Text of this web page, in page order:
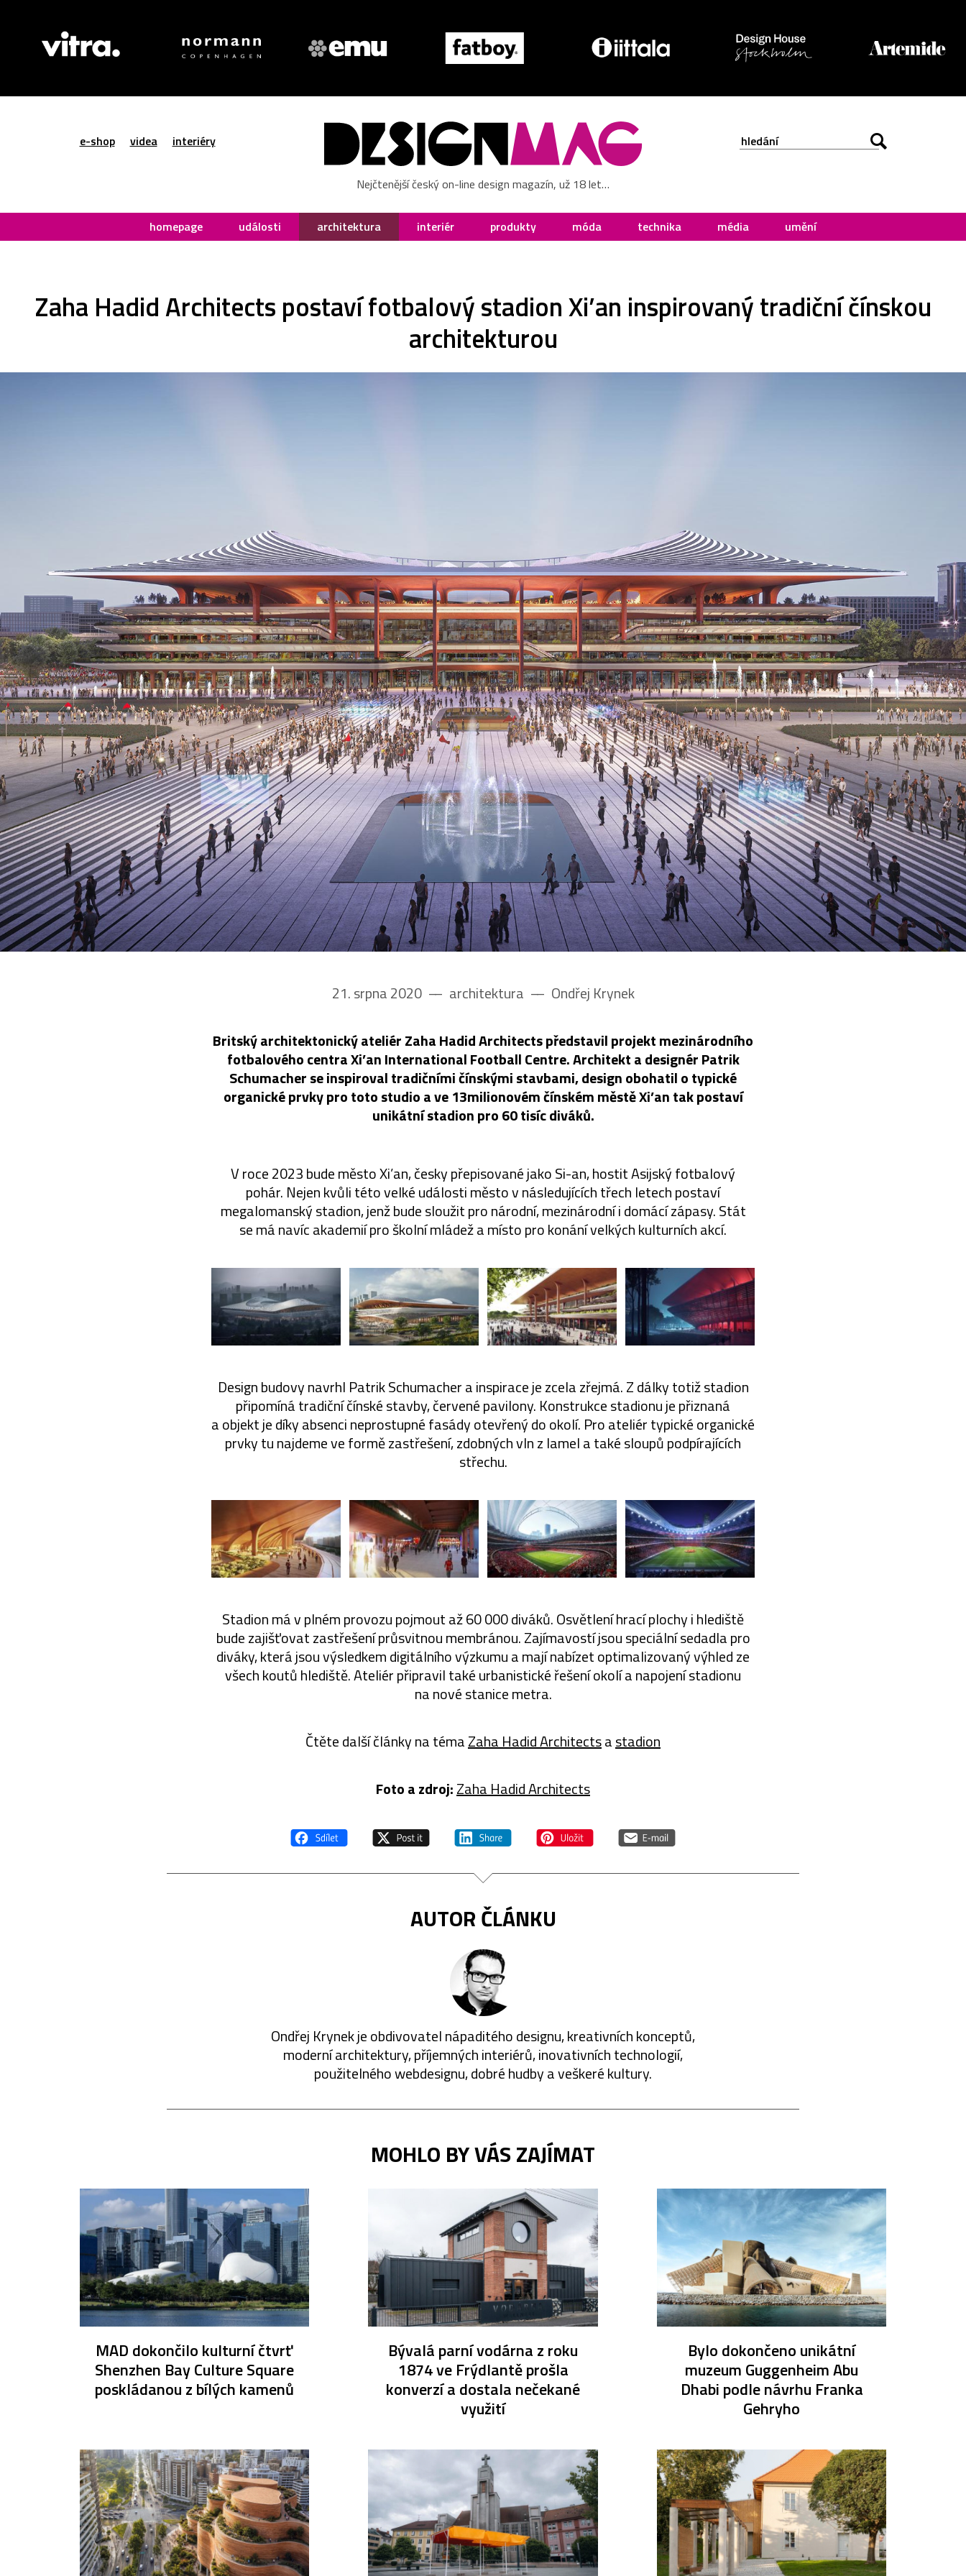
e-shop videa interiéry
Nejčtenější český on-line design magazín, už 18 let…
homepage události architektura interiér produkty móda technika média umění
Zaha Hadid Architects postaví fotbalový stadion Xi’an inspirovaný tradiční čínskou
architekturou
21. srpna 2020 –– architektura –– Ondřej Krynek
Britský architektonický ateliér Zaha Hadid Architects představil projekt mezinárodního
fotbalového centra Xi’an International Football Centre. Architekt a designér Patrik
Schumacher se inspiroval tradičními čínskými stavbami, design obohatil o typické
organické prvky pro toto studio a ve 13milionovém čínském městě Xi’an tak postaví
unikátní stadion pro 60 tisíc diváků.
V roce 2023 bude město Xi’an, česky přepisované jako Si-an, hostit Asijský fotbalový
pohár. Nejen kvůli této velké události město v následujících třech letech postaví
megalomanský stadion, jenž bude sloužit pro národní, mezinárodní i domácí zápasy. Stát
se má navíc akademií pro školní mládež a místo pro konání velkých kulturních akcí.
Design budovy navrhl Patrik Schumacher a inspirace je zcela zřejmá. Z dálky totiž stadion
připomíná tradiční čínské stavby, červené pavilony. Konstrukce stadionu je přiznaná
a objekt je díky absenci neprostupné fasády otevřený do okolí. Pro ateliér typické organické
prvky tu najdeme ve formě zastřešení, zdobných vln z lamel a také sloupů podpírajících
střechu.
Stadion má v plném provozu pojmout až 60 000 diváků. Osvětlení hrací plochy i hlediště
bude zajišťovat zastřešení průsvitnou membránou. Zajímavostí jsou speciální sedadla pro
diváky, která jsou výsledkem digitálního výzkumu a mají nabízet optimalizovaný výhled ze
všech koutů hlediště. Ateliér připravil také urbanistické řešení okolí a napojení stadionu
na nové stanice metra.
Čtěte další články na témaZaha Hadid Architectsastadion
Foto a zdroj:Zaha Hadid Architects
AUTOR ČLÁNKU
Ondřej Krynek je obdivovatel nápaditého designu, kreativních konceptů,
moderní architektury, příjemných interiérů, inovativních technologií,
použitelného webdesignu, dobré hudby a veškeré kultury.
MOHLO BY VÁS ZAJÍMAT
MAD dokončilo kulturní čtvrť
Shenzhen Bay Culture Square
poskládanou z bílých kamenů
Bývalá parní vodárna z roku
1874 ve Frýdlantě prošla
konverzí a dostala nečekané
využití
Bylo dokončeno unikátní
muzeum Guggenheim Abu
Dhabi podle návrhu Franka
Gehryho